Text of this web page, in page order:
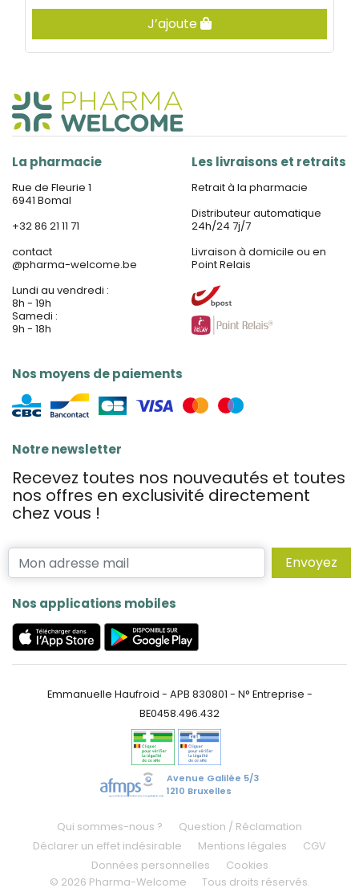
J’ajoute
La pharmacie
Rue de Fleurie 1
6941 Bomal
+32 86 21 11 71
contact
@pharma-welcome.be
Lundi au vendredi :
8h - 19h
Samedi :
9h - 18h
Nos moyens de paiements
Les livraisons et retraits
Retrait à la pharmacie
Distributeur automatique
24h/24 7j/7
Livraison à domicile ou en
Point Relais
Notre newsletter
Recevez toutes nos nouveautés et toutes
nos offres en exclusivité directement
chez vous !
Envoyez
Nos applications mobiles
Emmanuelle Haufroid - APB 830801 - N° Entreprise -
BE0458.496.432
Avenue Galilée 5/3
1210 Bruxelles
Qui sommes-nous ?
Question / Réclamation
Déclarer un effet indésirable
Mentions légales
CGV
Données personnelles
Cookies
© 2026 Pharma-Welcome
Tous droits réservés.